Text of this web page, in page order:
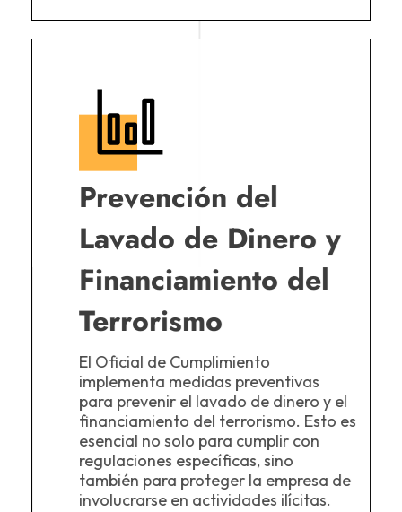
Prevención del
Lavado de Dinero y
Financiamiento del
Terrorismo
El Oficial de Cumplimiento
implementa medidas preventivas
para prevenir el lavado de dinero y el
financiamiento del terrorismo. Esto es
esencial no solo para cumplir con
regulaciones específicas, sino
también para proteger la empresa de
involucrarse en actividades ilícitas.